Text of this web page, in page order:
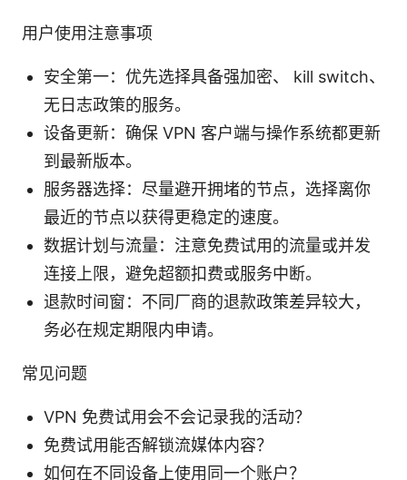
用户使用注意事项
安全第一：优先选择具备强加密、 kill switch、
无日志政策的服务。
设备更新：确保 VPN 客户端与操作系统都更新
到最新版本。
服务器选择：尽量避开拥堵的节点，选择离你
最近的节点以获得更稳定的速度。
数据计划与流量：注意免费试用的流量或并发
连接上限，避免超额扣费或服务中断。
退款时间窗：不同厂商的退款政策差异较大，
务必在规定期限内申请。
常见问题
VPN 免费试用会不会记录我的活动？
免费试用能否解锁流媒体内容？
如何在不同设备上使用同一个账户？